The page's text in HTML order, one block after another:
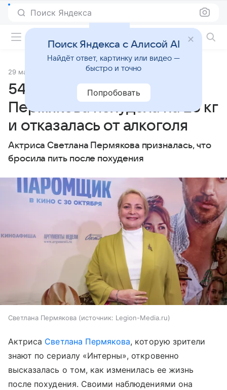
Поиск Яндекса
29 мая 2026 Источник:Кино Mail
54-летняя Светлана
Пермякова похудела на 25 кг
и отказалась от алкоголя
Актриса Светлана Пермякова призналась, что
бросила пить после похудения
Светлана Пермякова источник: Legion-Media.ru
Актриса Светлана Пермякова, которую зрители
знают по сериалу «Интерны», откровенно
высказалась о том, как изменилась ее жизнь
после похудения. Своими наблюдениями она
Поиск Яндекса с Алисой AI
Найдёт ответ, картинку или видео —
быстро и точно
Попробовать